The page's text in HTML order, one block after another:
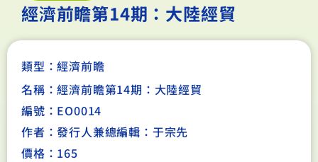
經濟前瞻第14期：大陸經貿
類型：經濟前瞻
名稱：經濟前瞻第14期：大陸經貿
編號：EO0014
作者：發行人兼總編輯：于宗先
價格：165